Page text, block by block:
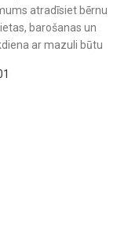
atradīsiet bērnu
barošanas un
ar mazuli būtu